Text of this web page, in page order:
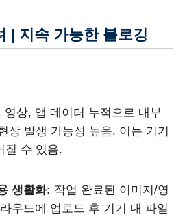
| 지속 가능한 블로깅
영상, 앱 데이터 누적으로 내부
상 발생 가능성 높음. 이는 기기
질 수 있음.
생활화: 작업 완료된 이미지/영
우드에 업로드 후 기기 내 파일